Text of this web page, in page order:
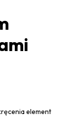
element